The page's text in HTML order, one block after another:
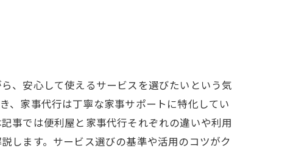
、安心して使えるサービスを選びたいという気
、家事代行は丁寧な家事サポートに特化してい
事では便利屋と家事代行それぞれの違いや利用
します。サービス選びの基準や活用のコツがク